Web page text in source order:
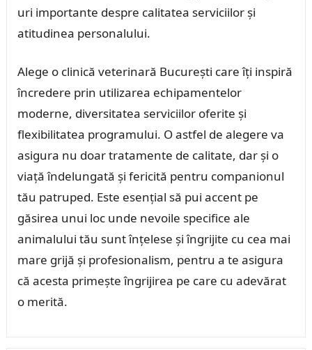
uri importante despre calitatea serviciilor și
atitudinea personalului.
Alege o clinică veterinară București care îți inspiră
încredere prin utilizarea echipamentelor
moderne, diversitatea serviciilor oferite și
flexibilitatea programului. O astfel de alegere va
asigura nu doar tratamente de calitate, dar și o
viață îndelungată și fericită pentru companionul
tău patruped. Este esențial să pui accent pe
găsirea unui loc unde nevoile specifice ale
animalului tău sunt înțelese și îngrijite cu cea mai
mare grijă și profesionalism, pentru a te asigura
că acesta primește îngrijirea pe care cu adevărat
o merită.